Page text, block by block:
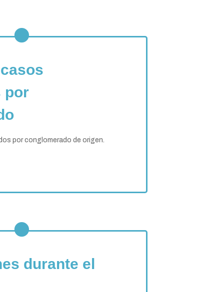
por
por conglomerado de origen.
durante el